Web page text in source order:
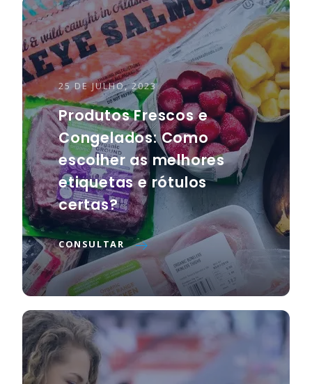
25 DE JULHO, 2023
Produtos Frescos e
Congelados: Como
escolher as melhores
etiquetas e rótulos
certas?
CONSULTAR